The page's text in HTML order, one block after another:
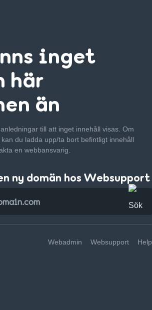
inget
här
än
till att inget innehåll visas. Om
du ladda upp/ta bort befintligt innehåll
en webbansvarig.
ny domän hos Websupport
Webadmin Websupport Help